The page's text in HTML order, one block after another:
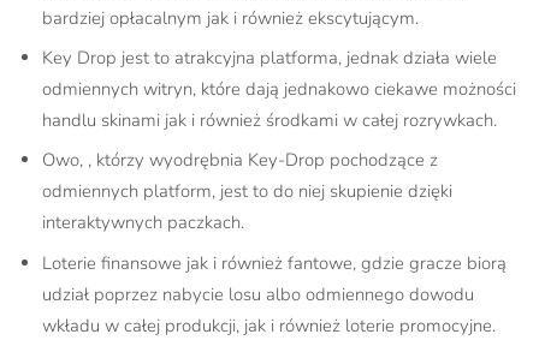
bardziej opłacalnym jak i również ekscytującym.
Key Drop jest to atrakcyjna platforma, jednak działa wiele
odmiennych witryn, które dają jednakowo ciekawe możności
handlu skinami jak i również środkami w całej rozrywkach.
Owo, , którzy wyodrębnia Key-Drop pochodzące z
odmiennych platform, jest to do niej skupienie dzięki
interaktywnych paczkach.
Loterie finansowe jak i również fantowe, gdzie gracze biorą
udział poprzez nabycie losu albo odmiennego dowodu
wkładu w całej produkcji, jak i również loterie promocyjne.